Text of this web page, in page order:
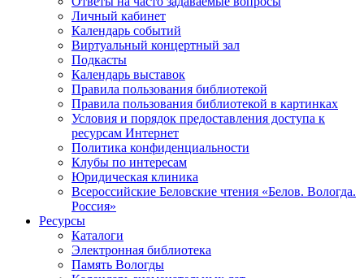
Личный кабинет
Календарь событий
Виртуальный концертный зал
Подкасты
Календарь выставок
Правила пользования библиотекой
Правила пользования библиотекой в картинках
Условия и порядок предоставления доступа к
ресурсам Интернет
Политика конфиденциальности
Клубы по интересам
Юридическая клиника
Всероссийские Беловские чтения «Белов. Вологда.
Россия»
Ресурсы
Каталоги
Электронная библиотека
Память Вологды